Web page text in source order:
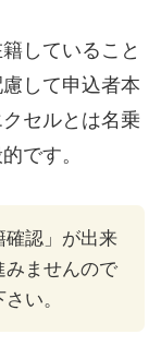
していること
して申込者本
セルとは名乗
です。
確認」が出来
みませんので
い。